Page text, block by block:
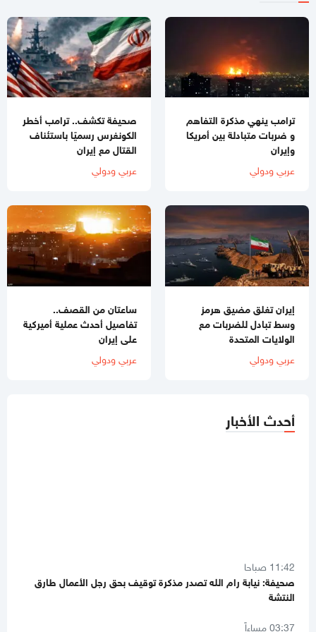
ترامب ينهي مذكرة التفاهم
و ضربات متبادلة بين أمريكا
وإيران
عربي ودولي
صحيفة تكشف.. ترامب أخطر
الكونغرس رسميًا باستئناف
القتال مع إيران
عربي ودولي
إيران تغلق مضيق هرمز
وسط تبادل للضربات مع
الولايات المتحدة
عربي ودولي
ساعتان من القصف..
تفاصيل أحدث عملية أميركية
على إيران
عربي ودولي
أحدث الأخبار
النتشة
03:37 مساءاً
لليوم الثاني.. الاحتلال يُواصل عدوانه على قلنديا